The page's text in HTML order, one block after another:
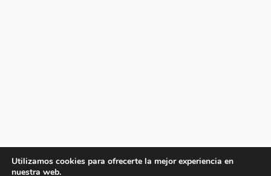
Utilizamos cookies para ofrecerte la mejor experiencia en
nuestra web.